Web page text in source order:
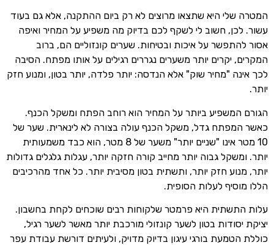
המטרה שלי היא שתצאו מרוצים לא רק ביום ההתקנה, אלא גם בעוד
עשור. לכן, חשוב לי לשקף לכם בדיוק מה משפיע על המחיר ואיפה
אסור להתפשר על איכות ובטיחות. שערים קונזוליים הם, ברוב
המקרים, יקרים יותר משערים נגררים רגילים על אותו מפתח. הסיבה
לכך אינה "מחיר שוק" אלא הנדסה: יותר פלדה, יותר בטון, ומנוע חזק
יותר.
הגורם המשפיע ביותר על המחיר הוא רוחב הפתח ומשקל הכנף.
כאשר המפתח גדל, משקל הכנף עולה בצורה לא לינארית. שער של
10 מטר אינו "שניים יותר" משער של 8 מטר, הוא כבד משמעותית
יותר. ומשקל גבוה יותר מחייב קורה חזקה יותר, עגלות גלגלים גדולות
יותר, מנוע חזק יותר, ותשתית בטון מסיבית יותר. כל אחד מהרכיבים
הללו מוסיף לעלות הסופית.
עלות התשתית היא פרמטר שלקוחות רבים שוכחים לקחת בחשבון.
יציקת יסודות בטון לשער קונזולי מורכבת יותר מאשר לשער רגיל,
כוללת הטמעת בורגי עיגון בדיוק מדויק, ולעיתים דורשת עבודת עפר